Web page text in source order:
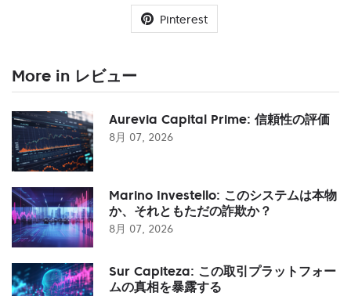
Pinterest
More in レビュー
Aurevia Capital Prime: 信頼性の評価
8月 07, 2026
Marino Investello: このシステムは本物
か、それともただの詐欺か？
8月 07, 2026
Sur Capiteza: この取引プラットフォー
ムの真相を暴露する